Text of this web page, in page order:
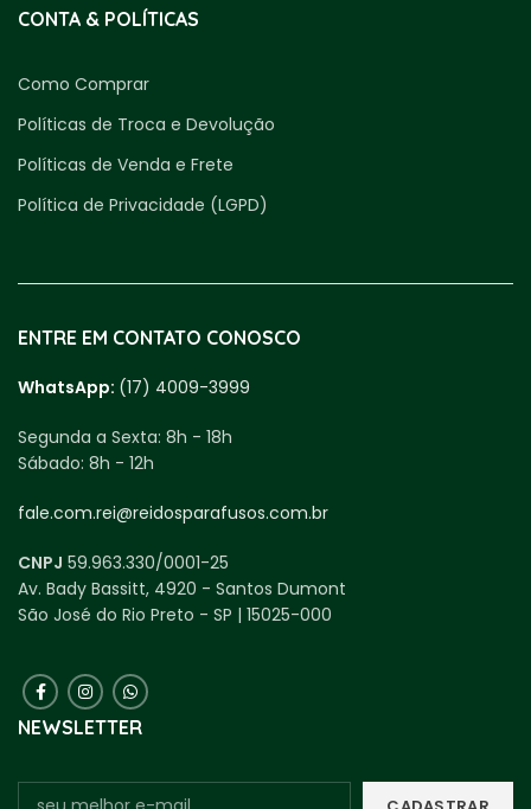
CONTA & POLÍTICAS
Como Comprar
Políticas de Troca e Devolução
Políticas de Venda e Frete
Política de Privacidade (LGPD)
ENTRE EM CONTATO CONOSCO
WhatsApp: (17) 4009-3999
Segunda a Sexta: 8h - 18h
Sábado: 8h - 12h
fale.com.rei@reidosparafusos.com.br
CNPJ 59.963.330/0001-25
Av. Bady Bassitt, 4920 - Santos Dumont
São José do Rio Preto - SP | 15025-000
NEWSLETTER